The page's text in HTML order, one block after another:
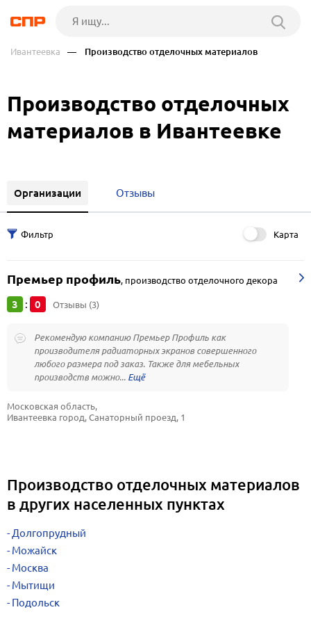
Ивантеевка — Производство отделочных материалов
Производство отделочных
материалов в Ивантеевке
Организации Отзывы
Карта
Премьер профиль, производство отделочного декора
3 : 0 Отзывы (3)
Рекомендую компанию Премьер Профиль как
производителя радиаторных экранов совершенного
любого размера под заказ. Также для мебельных
производств можно...
Московская область,
Ивантеевка город, Санаторный проезд, 1
Производство отделочных материалов
в других населенных пунктах
Долгопрудный
Можайск
Москва
Мытищи
Подольск